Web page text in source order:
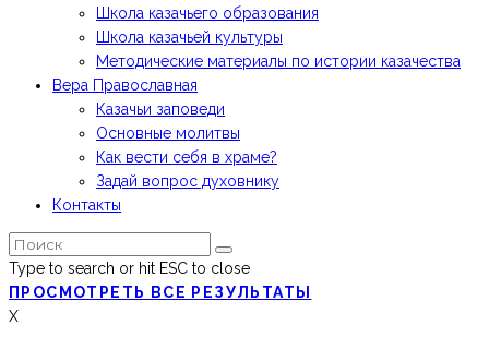
Школа казачьего образования
Школа казачьей культуры
Методические материалы по истории казачества
Вера Православная
Казачьи заповеди
Основные молитвы
Как вести себя в храме?
Задай вопрос духовнику
Контакты
Type to search or hit ESC to close
ПРОСМОТРЕТЬ ВСЕ РЕЗУЛЬТАТЫ
X